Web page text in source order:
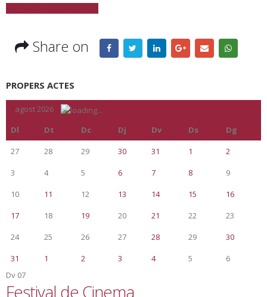
Share on
PROPERS ACTES
agost 2026
Dl
Dt Dc Dj Dv Ds
Dg
27
28 29 30 31 1
2
3
4 5 6 7 8
9
10
11 12 13 14 15
16
17
18 19 20 21 22
23
24
25 26 27 28 29
30
31
1 2 3 4 5
6
Dv 07
Festival de Cinema